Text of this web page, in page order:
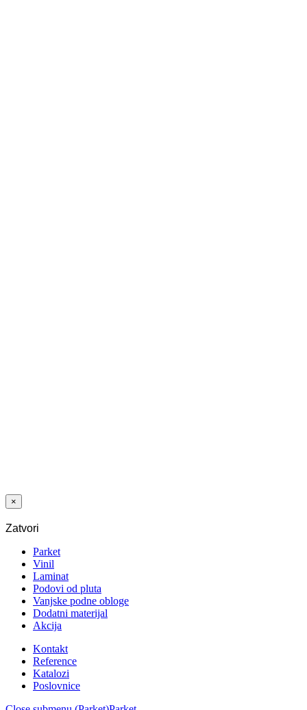
×
Zatvori
Parket
Vinil
Laminat
Podovi od pluta
Vanjske podne obloge
Dodatni materijal
Akcija
Kontakt
Reference
Katalozi
Poslovnice